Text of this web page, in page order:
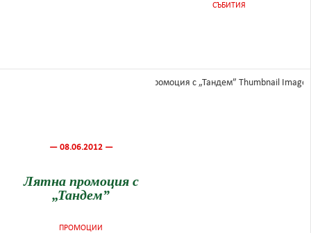
СЪБИТИЯ
— 08.06.2012 —
Лятна промоция с
„Тандем”
ПРОМОЦИИ